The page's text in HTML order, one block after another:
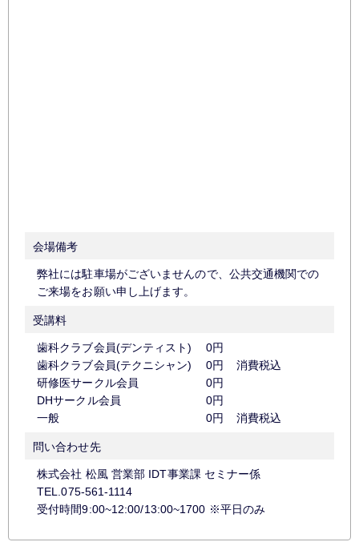
会場備考
弊社には駐車場がございませんので、公共交通機関での
ご来場をお願い申し上げます。
受講料
歯科クラブ会員(デンティスト)
0円
歯科クラブ会員(テクニシャン)
0円
消費税込
研修医サークル会員
0円
DHサークル会員
0円
一般
0円 消費税込
問い合わせ先
株式会社 松風 営業部 IDT事業課 セミナー係
TEL.075-561-1114
受付時間9:00~12:00/13:00~1700 ※平日のみ